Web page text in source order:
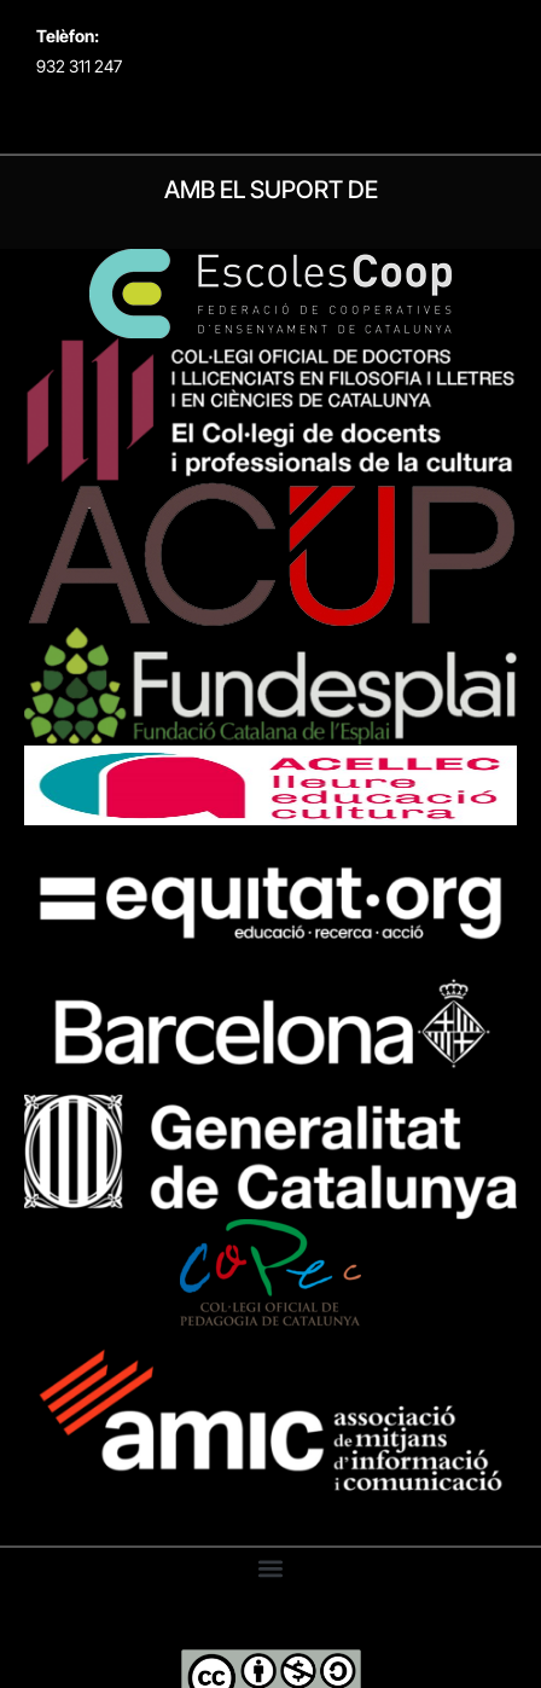
Telèfon:
932 311 247
AMB EL SUPORT DE